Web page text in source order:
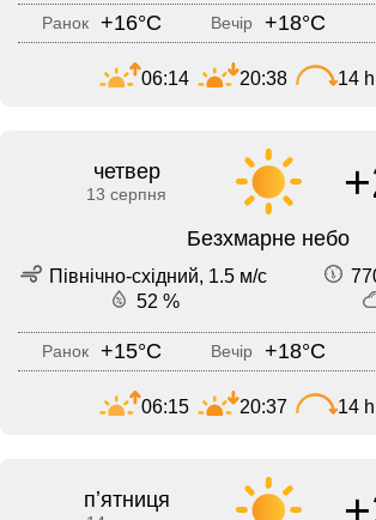
Ранок +16°C Вечір +18°C
06:14 20:38 14
четвер
13 серпня
Безхмарне небо
Північно-східний, 1.5 м/с
52 %
Ранок +15°C Вечір +18°C
06:15 20:37 14
пʼятниця